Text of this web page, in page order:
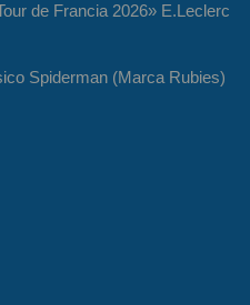
de Francia 2026» E.Leclerc
Spiderman (Marca Rubies)